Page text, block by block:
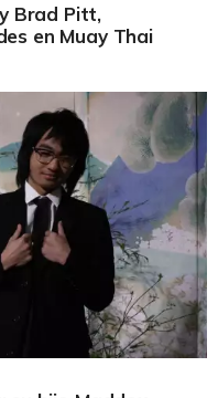
Brad Pitt,
en Muay Thai